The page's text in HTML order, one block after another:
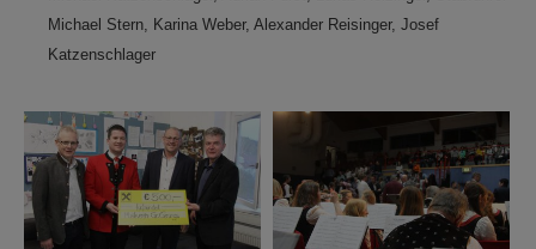
Michael Stern, Karina Weber, Alexander Reisinger, Josef
Katzenschlager